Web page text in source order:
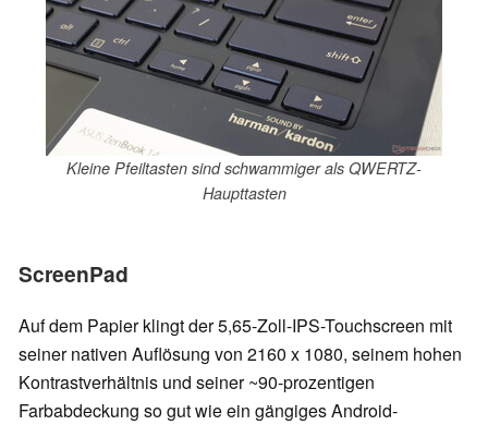
Kleine Pfeiltasten sind schwammiger als QWERTZ-
Haupttasten
ScreenPad
Auf dem Papier klingt der 5,65-Zoll-IPS-Touchscreen mit
seiner nativen Auflösung von 2160 x 1080, seinem hohen
Kontrastverhältnis und seiner ~90-prozentigen
Farbabdeckung so gut wie ein gängiges Android-